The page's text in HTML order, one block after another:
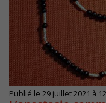
Publié le 29 juillet 2021 à